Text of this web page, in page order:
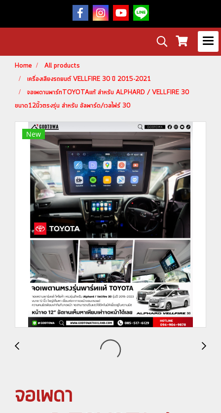
Home
All products
เครื่องเสียงรถยนต์ VELLFIRE 30 ปี 2015-2021
จอเพดานพาร์ทTOYOTAแท้ สำหรับ ALPHARD / VELLFIRE 30
ขนาด12นิ้วตรงรุ่น สำหรับ อัลพาร์ด/เวลไฟร์ 30
New
จอเพดา